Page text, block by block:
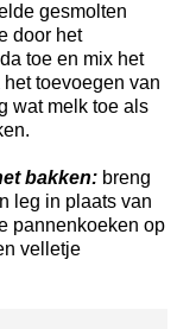
gesmolten
door het
toe en mix het
toevoegen van
wat melk toe als
bakken: breng
leg in plaats van
pannenkoeken op
velletje